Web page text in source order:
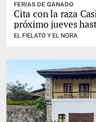
FERIAS DE GANADO
Cita con la raza
próximo jueves
EL FIELATO Y EL NORA